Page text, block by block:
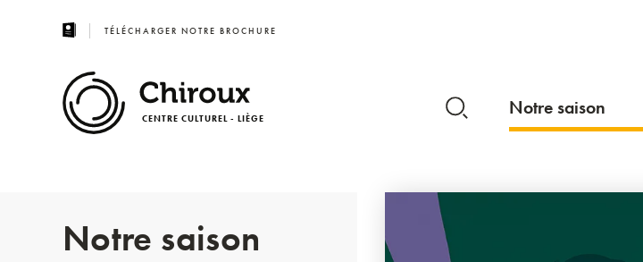
TÉLÉCHARGER NOTRE BROCHURE
CENTRE CULTUREL - LIÈGE Notre saison
Notre saison